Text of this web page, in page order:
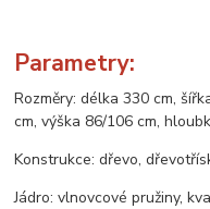
Parametry:
Rozměry: délka 330 cm,
cm, výška 86/106 cm,
Konstrukce: dřevo,
Jádro: vlnovcové pružiny,